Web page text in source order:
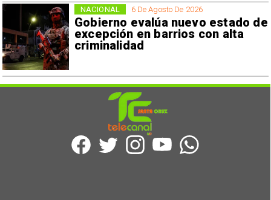
6 De Agosto De 2026
Gobierno evalúa nuevo estado de
excepción en barrios con alta
criminalidad
NACIONAL